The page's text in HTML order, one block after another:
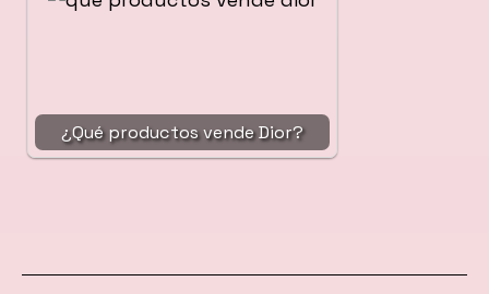
¿Qué productos vende Dior?